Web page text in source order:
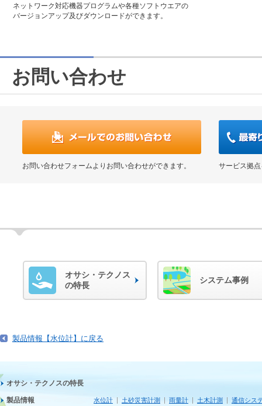
ネットワーク対応機器プログラムや各種ソフトウエアの
バージョンアップ及びダウンロードができます。
お問い合わせ
お問い合わせフォームよりお問い合わせができます。 サービス拠
オサシ・テクノス
の特長
システム事例
製品情報【水位計】に戻る
オサシ・テクノスの特長
製品情報 水位計 土砂災害計測 雨量計 土木計測
通信シス